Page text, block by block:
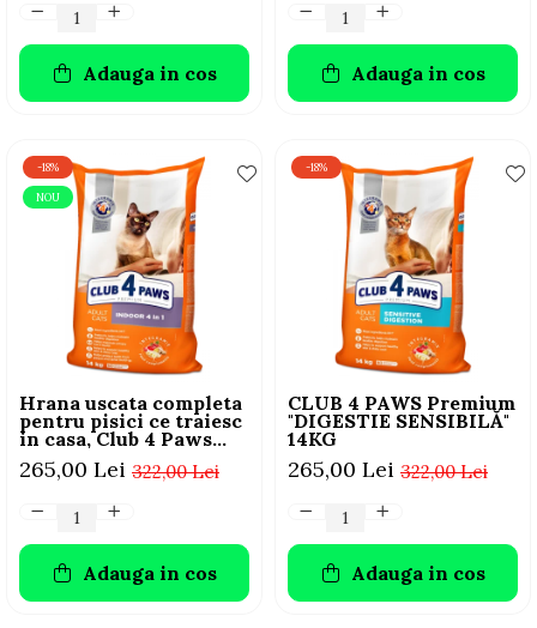
Adauga in cos Adauga in cos
-18%
NOU
Hrana uscata completa
pentru pisici ce traiesc
in casa, Club 4 Paws
Premium Indoor, 14kg
322,00 Lei
265,00 Lei
Adauga in cos
-18%
CLUB 4 PAWS Premium
"DIGESTIE SENSIBILĂ"
14KG
322,00 Lei
265,00 Lei
Adauga in cos